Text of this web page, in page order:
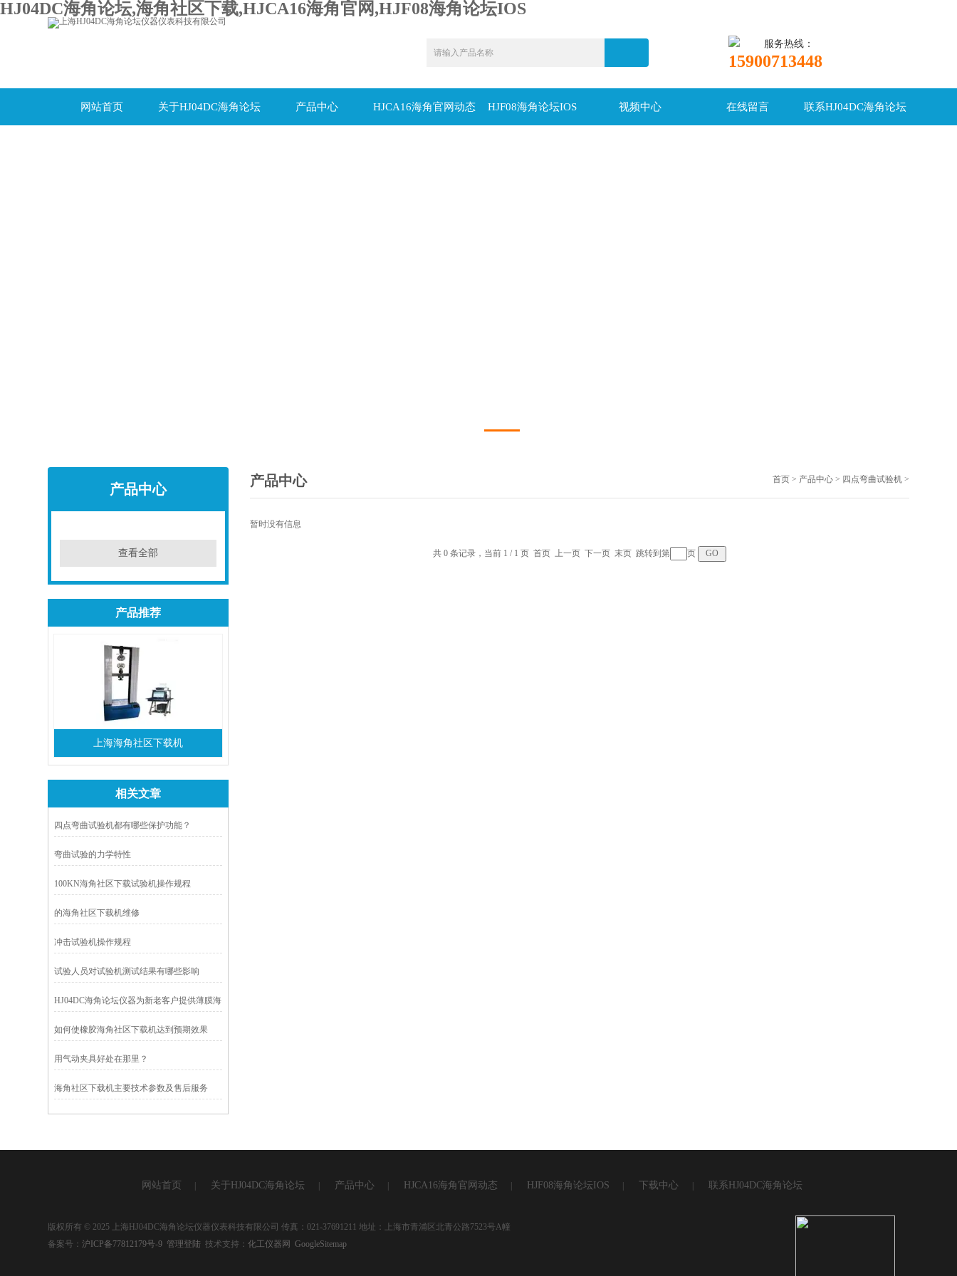
HJ04DC海角论坛,海角社区下载,HJCA16海角官网,HJF08海角论坛IOS
服务热线：
15900713448
网站首页 关于HJ04DC海角论坛 产品中心 HJCA16海角官网动态 HJF08海角论坛IOS 视频中心 在线留言 联系HJ04DC海角论坛
产品中心
查看全部
产品推荐
上海海角社区下载机
相关文章
四点弯曲试验机都有哪些保护功能？
弯曲试验的力学特性
100KN海角社区下载试验机操作规程
的海角社区下载机维修
冲击试验机操作规程
试验人员对试验机测试结果有哪些影响
HJ04DC海角论坛仪器为新老客户提供薄膜海
如何使橡胶海角社区下载机达到预期效果
用气动夹具好处在那里？
海角社区下载机主要技术参数及售后服务
产品中心 首页> 产品中心> 四点弯曲试验机>
暂时没有信息
共 0 条记录，当前 1 / 1 页 首页 上一页 下一页 末页 跳转到第 页
网站首页 关于HJ04DC海角论坛 产品中心 HJCA16海角官网动态 HJF08海角论坛IOS 下载中心 联系HJ04DC海角论坛
版权所有 © 2025 上海HJ04DC海角论坛仪器仪表科技有限公司 传真：021-37691211 地址：上海市青浦区北青公路7523号A幢
备案号：沪ICP备77812179号-9 管理登陆 技术支持：化工仪器网 GoogleSitemap